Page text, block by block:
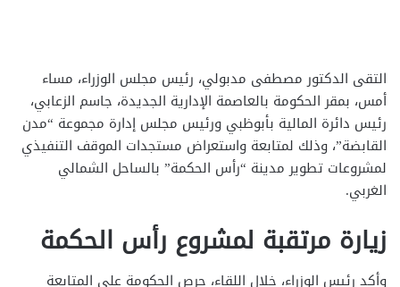
التقى الدكتور مصطفى مدبولي، رئيس مجلس الوزراء، مساء
أمس، بمقر الحكومة بالعاصمة الإدارية الجديدة، جاسم الزعابي،
رئيس دائرة المالية بأبوظبي ورئيس مجلس إدارة مجموعة “مدن
القابضة”، وذلك لمتابعة واستعراض مستجدات الموقف التنفيذي
لمشروعات تطوير مدينة “رأس الحكمة” بالساحل الشمالي
الغربي.
زيارة مرتقبة لمشروع رأس الحكمة
وأكد رئيس الوزراء، خلال اللقاء، حرص الحكومة على المتابعة